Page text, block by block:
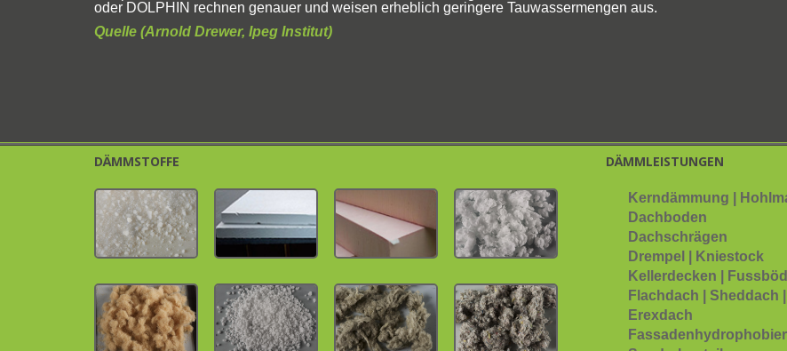
oder DOLPHIN rechnen genauer und weisen erheblich geringere Tauwassermengen aus.
Quelle (Arnold Drewer, Ipeg Institut)
DÄMMSTOFFE DÄMMLEISTUNGEN
Kerndämmung |
Dachboden
Dachschrägen
Drempel | Kniestock
Kellerdecken |
Flachdach | Sheddach |
Erexdach